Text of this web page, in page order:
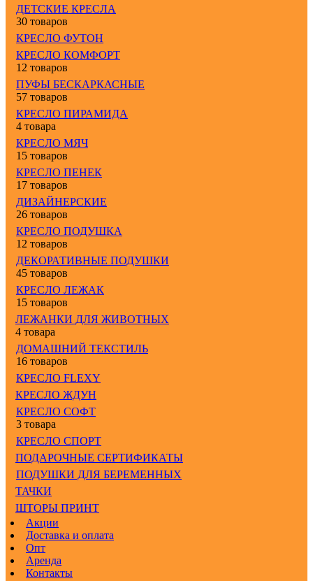
ДЕТСКИЕ КРЕСЛА
30 товаров
КРЕСЛО ФУТОН
КРЕСЛО КОМФОРТ
12 товаров
ПУФЫ БЕСКАРКАСНЫЕ
57 товаров
КРЕСЛО ПИРАМИДА
4 товара
КРЕСЛО МЯЧ
15 товаров
КРЕСЛО ПЕНЕК
17 товаров
ДИЗАЙНЕРСКИЕ
26 товаров
КРЕСЛО ПОДУШКА
12 товаров
ДЕКОРАТИВНЫЕ ПОДУШКИ
45 товаров
КРЕСЛО ЛЕЖАК
15 товаров
ЛЕЖАНКИ ДЛЯ ЖИВОТНЫХ
4 товара
ДОМАШНИЙ ТЕКСТИЛЬ
16 товаров
КРЕСЛО FLEXY
КРЕСЛО ЖДУН
КРЕСЛО СОФТ
3 товара
КРЕСЛО СПОРТ
ПОДАРОЧНЫЕ СЕРТИФИКАТЫ
ПОДУШКИ ДЛЯ БЕРЕМЕННЫХ
ТАЧКИ
ШТОРЫ ПРИНТ
Акции
Доставка и оплата
Опт
Аренда
Контакты